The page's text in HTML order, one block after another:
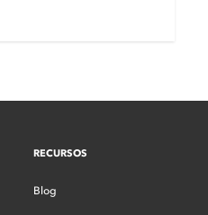
RECURSOS
Blog